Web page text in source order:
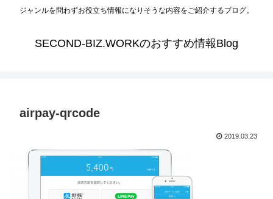
ジャンルを問わずお役立ち情報になりそうな内容をご紹介するブログ。
SECOND-BIZ.WORKのおすすめ情報Blog
airpay-qrcode
2019.03.23